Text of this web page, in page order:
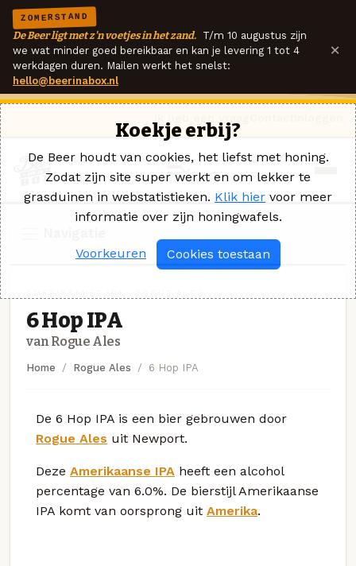
ZOMERSTAND
De Beer ligt met z'n voetjes in het zand. T/m 10 augustus zijn
we wat minder goed bereikbaar en kan je levering 1 tot 4
werkdagen duren. Mailen werkt het snelst:
hello@beerinabox.nl
×
6 Hop IPA
van Rogue Ales
Home Rogue Ales 6 Hop IPA
De 6 Hop IPA is een bier gebrouwen door
Rogue Ales uit Newport.
Deze Amerikaanse IPA heeft een alcohol
percentage van 6.0%. De bierstijl Amerikaanse
IPA komt van oorsprong uit Amerika.
Koekje erbij?
De Beer houdt van cookies, het liefst met honing.
Zodat zijn site super werkt en om lekker te
grasduinen in webstatistieken. Klik hier voor meer
informatie over zijn honingwafels.
Voorkeuren Cookies toestaan